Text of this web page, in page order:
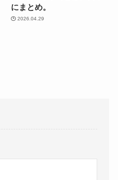
にまとめ。
2026.04.29